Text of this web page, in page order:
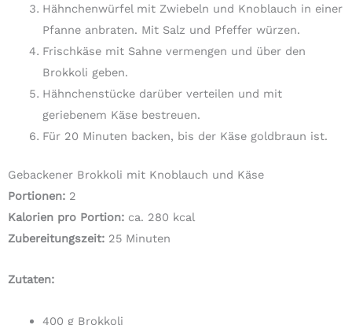
Hähnchenwürfel mit Zwiebeln und Knoblauch in einer
Pfanne anbraten. Mit Salz und Pfeffer würzen.
Frischkäse mit Sahne vermengen und über den
Brokkoli geben.
Hähnchenstücke darüber verteilen und mit
geriebenem Käse bestreuen.
Für 20 Minuten backen, bis der Käse goldbraun ist.
Gebackener Brokkoli mit Knoblauch und Käse
Portionen: 2
Kalorien pro Portion: ca. 280 kcal
Zubereitungszeit: 25 Minuten
Zutaten:
400 g Brokkoli